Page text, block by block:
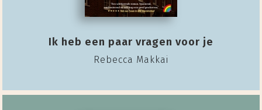
Ik heb een paar vragen voor je
Rebecca Makkai